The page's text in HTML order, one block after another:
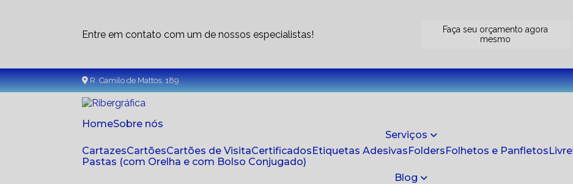
Entre em contato com um de nossos especialistas!
Faça seu orçamento agora
mesmo
R. Camilo de Mattos, 189
Home Sobre nós
Serviços
Cartazes
Cartões Cartões de Visita Certificados Etiquetas Adesivas Folders Folhetos e Panfletos
Pastas (com Orelha e com Bolso Conjugado)
Blog